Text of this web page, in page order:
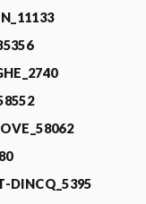
DINCQ_5395